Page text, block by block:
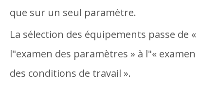
que sur un seul paramètre.
La sélection des équipements passe de «
l"examen des paramètres » à l"« examen
des conditions de travail ».